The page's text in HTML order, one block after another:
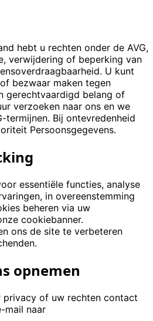
hebt u rechten onder de AVG,
verwijdering of beperking van
U kunt
bezwaar maken tegen
gerechtvaardigd belang of
verzoeken naar ons en we
termijnen. Bij ontevredenheid
Persoonsgegevens.
essentiële functies, analyse
in overeenstemming
beheren via uw
cookiebanner.
ons de site te verbeteren
opnemen
privacy of uw rechten contact
mail naar